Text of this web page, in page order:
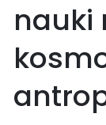
nauki